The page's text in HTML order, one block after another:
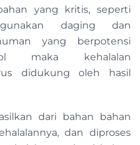
yang kritis, seperti
daging dan
yang berpotensi
maka kehalalan
didukung oleh hasil
dari bahan bahan
dan diproses